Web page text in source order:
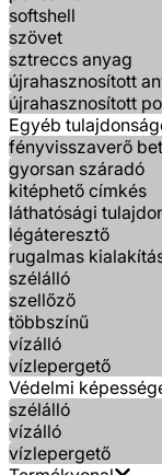
softshell
szövet
sztreccs anyag
újrahasznosított
újrahasznosított
Egyéb
fényvisszaverő
gyorsan száradó
kitéphető címkés
láthatósági
légáteresztő
rugalmas
szélálló
szellőző
többszínű
vízálló
vízlepergető
Védelmi
szélálló
vízálló
vízlepergető